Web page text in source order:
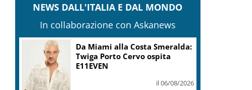
NEWS DALL'ITALIA E DAL MONDO
In collaborazione con Askanews
Da Miami alla Costa Smeralda:
Twiga Porto Cervo ospita
E11EVEN
il 06/08/2026